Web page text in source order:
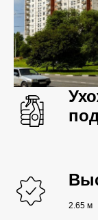
2.65 м